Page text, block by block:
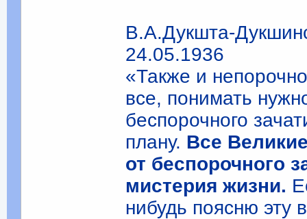
В.А.Дукшта-
24.05.1936
«Также и
все, понимать
беспорочного
плану. Все
от беспорочного
мистерия жизни.
нибудь поясню эту